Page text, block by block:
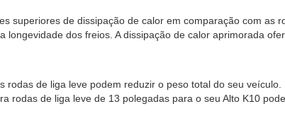
superiores de dissipação de calor em comparação com as
dos freios. A dissipação de calor aprimorada
de liga leve podem reduzir o peso total do seu
rodas de liga leve de 13 polegadas para o seu Alto K10